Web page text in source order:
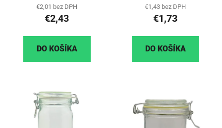
€2,01 bez DPH
€2,43
DO KOŠÍKA
€1,43 bez DPH
€1,73
DO KOŠÍKA